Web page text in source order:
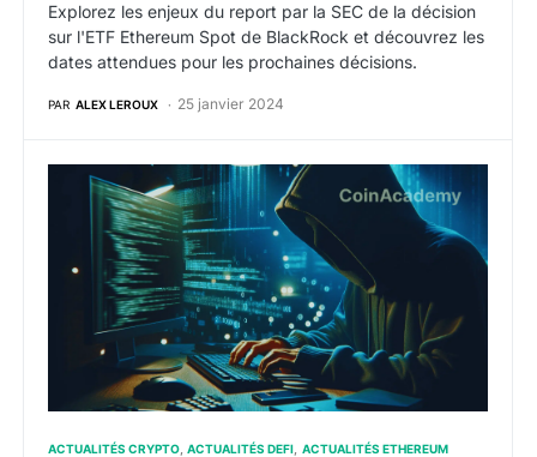
Explorez les enjeux du report par la SEC de la décision
sur l'ETF Ethereum Spot de BlackRock et découvrez les
dates attendues pour les prochaines décisions.
PAR ALEX LEROUX 25 janvier 2024
Socket récupère 1 032 ETH une semaine après le
ACTUALITÉS CRYPTO ACTUALITÉS DEFI ACTUALITÉS ETHEREUM